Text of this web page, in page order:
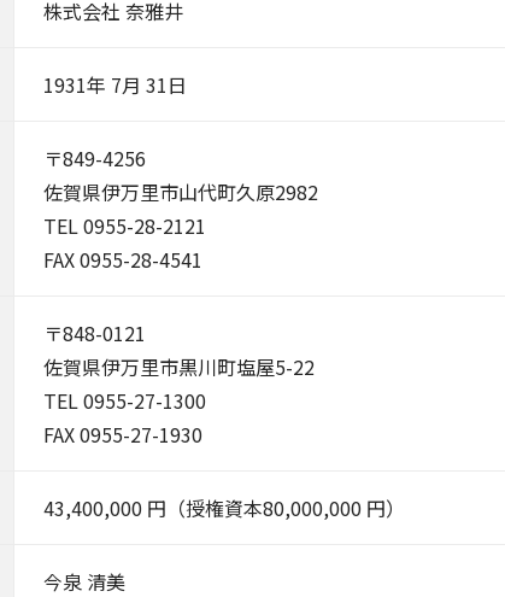
株式会社 奈雅井
1931年 7月 31日
〒849-4256
佐賀県伊万里市山代町久原2982
TEL 0955-28-2121
FAX 0955-28-4541
〒848-0121
佐賀県伊万里市黒川町塩屋5-22
TEL 0955-27-1300
FAX 0955-27-1930
43,400,000 円（授権資本80,000,000 円）
今泉 清美